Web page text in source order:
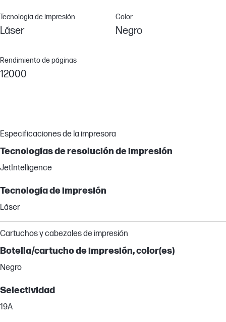
Tecnología de impresión
Láser
Color
Negro
Rendimiento de páginas
12000
Especificaciones de la impresora
Tecnologías de resolución de impresión
JetIntelligence
Tecnología de impresión
Láser
Cartuchos y cabezales de impresión
Botella/cartucho de impresión, color(es)
Negro
Selectividad
19A